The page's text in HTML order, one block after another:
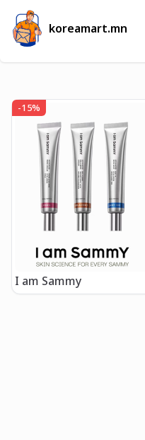
koreamart.mn
-15%
I am Sammy